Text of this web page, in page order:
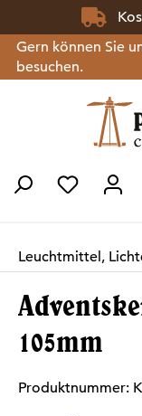
Zum Hauptinhalt
Gern können Sie
besuchen.
Du hast
Leuchtmittel,
105mm
Produktnummer: